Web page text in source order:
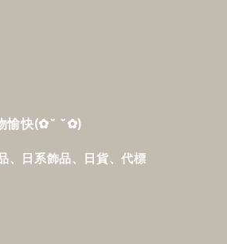
愉快‎(✿˘ ˘✿)
日系飾品、日貨、代標